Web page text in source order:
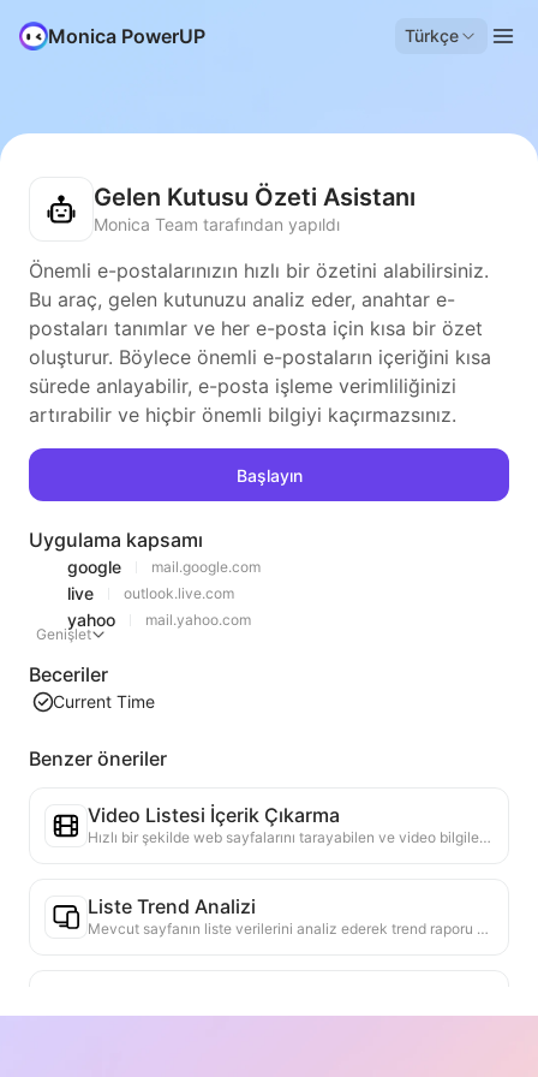
Monica PowerUP Türkçe
Gelen Kutusu Özeti Asistanı
Monica Team tarafından yapıldı
Önemli e-postalarınızın hızlı bir özetini alabilirsiniz.
Bu araç, gelen kutunuzu analiz eder, anahtar e-
postaları tanımlar ve her e-posta için kısa bir özet
oluşturur. Böylece önemli e-postaların içeriğini kısa
sürede anlayabilir, e-posta işleme verimliliğinizi
artırabilir ve hiçbir önemli bilgiyi kaçırmazsınız.
Başlayın
Uygulama kapsamı
google mail.google.com
live outlook.live.com
yahoo
mail.yahoo.com
Genişlet
Beceriler
Current Time
Benzer öneriler
Video Listesi İçerik Çıkarma
Hızlı bir şekilde web sayfalarını tarayabilen ve video bilgilerini yapılandırılmış Markdown tablosuna düzenleyebilen verimli bir web video içerik çıkarma aracı.
Liste Trend Analizi
Mevcut sayfanın liste verilerini analiz ederek trend raporu oluşturun. Popüler kategorileri, hızla yükselen ürün türlerini ve yeni teknolojileri tanımlayın. En son ürün trendlerini ve pazar hareketlerini anlamanıza yardımcı olacak anlık pazar içgörüleri sağlayın.
Web sayfası bilgilerini özelleştirilmiş ticari tekliflere, işbirliği özel mesajlarına dönüştürmek, hazır şablonlar ve takip kılavuzları sağlamak, işbirliği süreçlerini basitleştirmek.